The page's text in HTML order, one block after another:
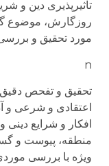
تأثیرپذیری دین و
روزگارش، موضوع
مورد تحقیق و
n
تحقیق و تفحص
اعتقادی و شرعی و
افکار و شرایع دینی
منطقه، پیوست و
ویژه با بررسی